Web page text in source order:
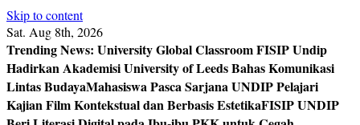
Skip to content
Sat. Aug 8th, 2026
Trending News: University Global Classroom FISIP Undip
Hadirkan Akademisi University of Leeds Bahas Komunikasi
Lintas BudayaMahasiswa Pasca Sarjana UNDIP Pelajari
Kajian Film Kontekstual dan Berbasis EstetikaFISIP UNDIP